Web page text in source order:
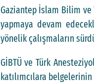
Gaziantep İslam Bilim
yapmaya devam
yönelik çalışmaların
GİBTÜ ve Türk
katılımcılara